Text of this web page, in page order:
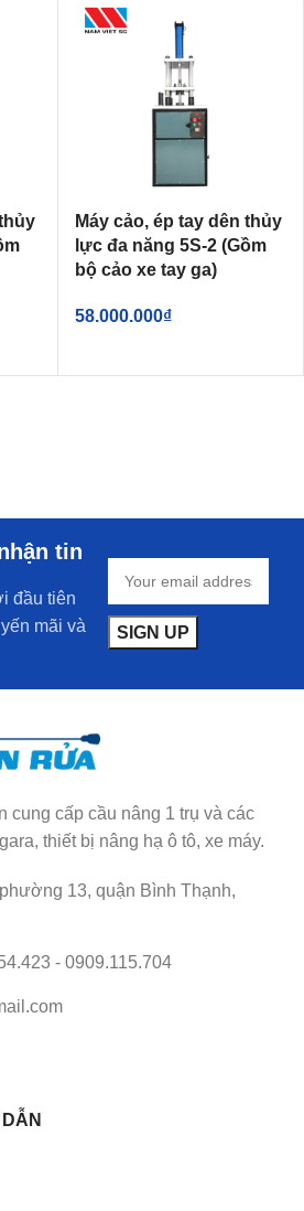
Máy cảo, ép tay dên thủy
lực đa năng 5S-2 (Gồm
bộ cảo xe tay ga)
58.000.000₫
tin
đầu tiên
mãi và
cung cấp cầu nâng 1 trụ và các
thiết bị nâng hạ ô tô, xe máy.
13, quận Bình Thạnh,
- 0909.115.704